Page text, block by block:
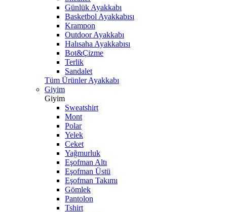
Günlük Ayakkabı
Basketbol Ayakkabısı
Krampon
Outdoor Ayakkabı
Halısaha Ayakkabısı
Bot&Çizme
Terlik
Sandalet
Tüm Ürünler Ayakkabı
Giyim
Giyim
Sweatshirt
Mont
Polar
Yelek
Ceket
Yağmurluk
Eşofman Altı
Eşofman Üstü
Eşofman Takımı
Gömlek
Pantolon
Tshirt